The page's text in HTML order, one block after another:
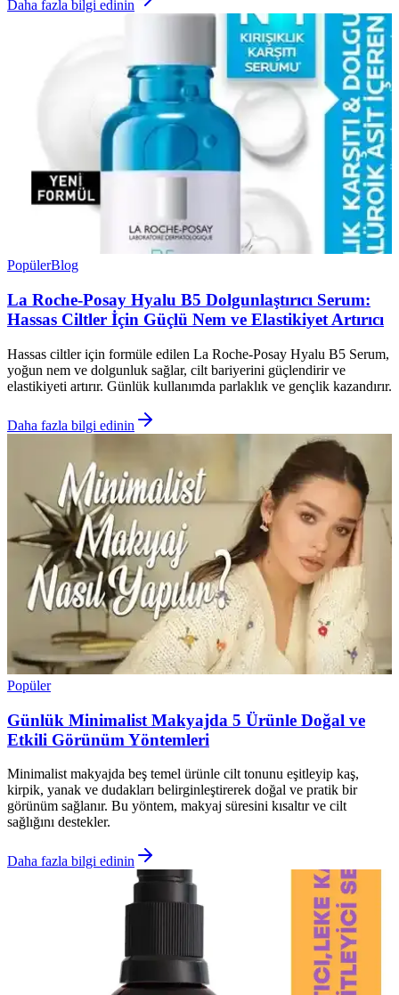
Daha fazla bilgi edinin
PopülerBlog
La Roche-Posay Hyalu B5 Dolgunlaştırıcı Serum:
Hassas Ciltler İçin Güçlü Nem ve Elastikiyet Artırıcı
Hassas ciltler için formüle edilen La Roche-Posay Hyalu B5 Serum,
yoğun nem ve dolgunluk sağlar, cilt bariyerini güçlendirir ve
elastikiyeti artırır. Günlük kullanımda parlaklık ve gençlik kazandırır.
Daha fazla bilgi edinin
Popüler
Günlük Minimalist Makyajda 5 Ürünle Doğal ve
Etkili Görünüm Yöntemleri
Minimalist makyajda beş temel ürünle cilt tonunu eşitleyip kaş,
kirpik, yanak ve dudakları belirginleştirerek doğal ve pratik bir
görünüm sağlanır. Bu yöntem, makyaj süresini kısaltır ve cilt
sağlığını destekler.
Daha fazla bilgi edinin